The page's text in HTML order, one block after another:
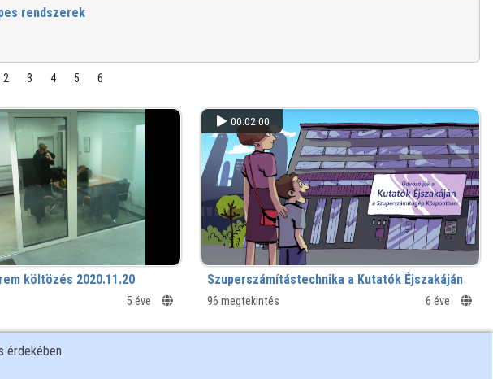
rendszerek
2 3 4 5 6
költözés 2020.11.20
5 éve
00:02:00
Szuperszámítástechnika a Kutatók Éjszakáján
96 megtekintés 6 éve
érdekében.